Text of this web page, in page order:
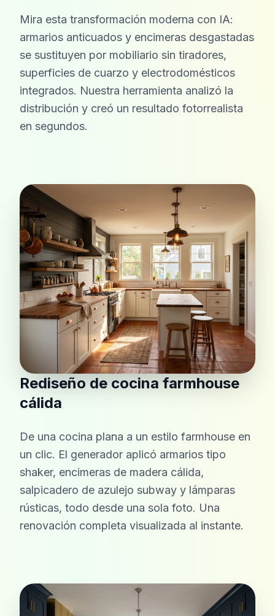
Mira esta transformación moderna con IA:
armarios anticuados y encimeras desgastadas
se sustituyen por mobiliario sin tiradores,
superficies de cuarzo y electrodomésticos
integrados. Nuestra herramienta analizó la
distribución y creó un resultado fotorrealista
en segundos.
Rediseño de cocina farmhouse
cálida
De una cocina plana a un estilo farmhouse en
un clic. El generador aplicó armarios tipo
shaker, encimeras de madera cálida,
salpicadero de azulejo subway y lámparas
rústicas, todo desde una sola foto. Una
renovación completa visualizada al instante.